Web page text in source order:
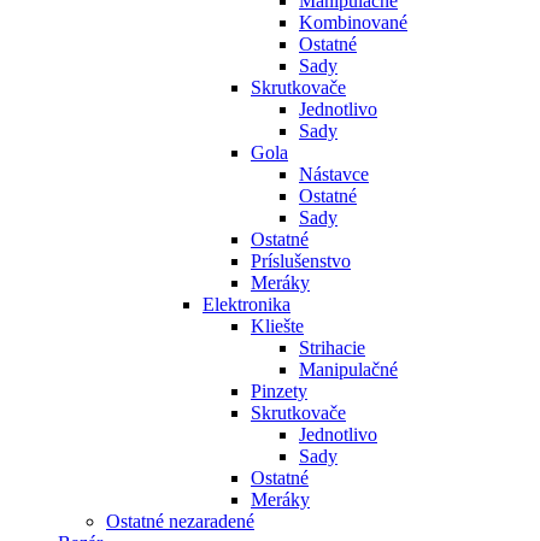
Kombinované
Ostatné
Sady
Skrutkovače
Jednotlivo
Sady
Gola
Nástavce
Ostatné
Sady
Ostatné
Príslušenstvo
Meráky
Elektronika
Kliešte
Strihacie
Manipulačné
Pinzety
Skrutkovače
Jednotlivo
Sady
Ostatné
Meráky
Ostatné nezaradené